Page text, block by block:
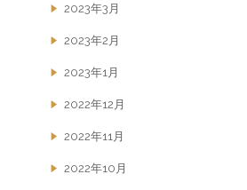
2023年3月
2023年2月
2023年1月
2022年12月
2022年11月
2022年10月